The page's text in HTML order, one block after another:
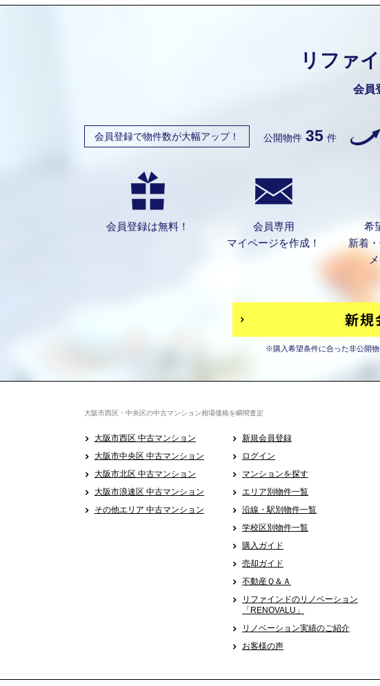
リファ
会員
会員登録で物件数が大幅アップ！ 公開物件 35 件
会員登録は無料！
会員専用
マイページを作成！
希
新着
※購入希望条件に合った非公開物
大阪市西区・中央区の中古マンション相場価格を瞬間査定
大阪市西区 中古マンション
大阪市中央区 中古マンション
大阪市北区 中古マンション
大阪市浪速区 中古マンション
その他エリア 中古マンション
新規会員登録
ログイン
マンションを探す
エリア別物件一覧
沿線・駅別物件一覧
学校区別物件一覧
購入ガイド
売却ガイド
不動産Ｑ＆Ａ
リファインドのリノベーション
「RENOVALU」
リノベーション実績のご紹介
お客様の声